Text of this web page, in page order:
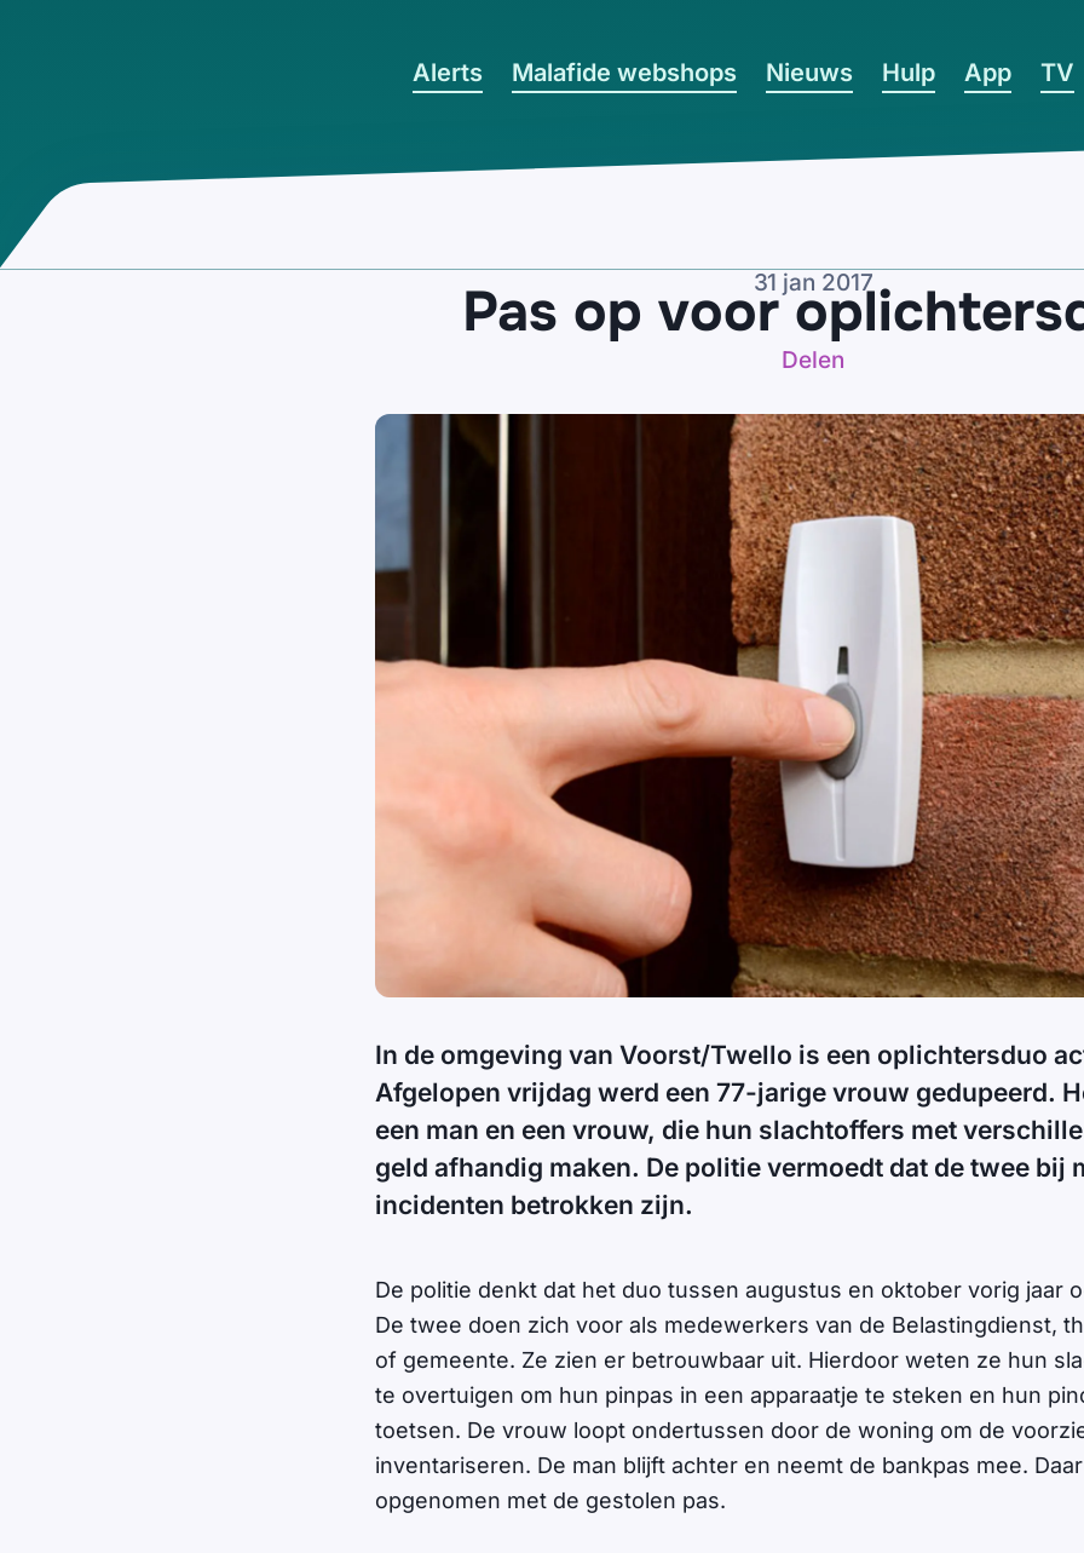
Alerts Malafide webshops Nieuws Hulp App TV
31 jan 2017
Pas op voor
Delen
In de omgeving van Voorst/Twello is een oplichtersduo
Afgelopen vrijdag werd een 77-jarige vrouw gedupeerd.
een man en een vrouw, die hun slachtoffers met
geld afhandig maken. De politie vermoedt dat de twee bij
incidenten betrokken zijn.
De politie denkt dat het duo tussen augustus en oktober vorig jaar
De twee doen zich voor als medewerkers van de Belastingdienst,
of gemeente. Ze zien er betrouwbaar uit. Hierdoor weten ze hun
te overtuigen om hun pinpas in een apparaatje te steken en hun
toetsen. De vrouw loopt ondertussen door de woning om de
inventariseren. De man blijft achter en neemt de bankpas mee.
opgenomen met de gestolen pas.